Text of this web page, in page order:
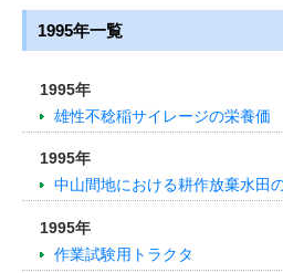
1995年一覧
1995年
雄性不稔稲サイレージの栄養価
1995年
中山間地における耕作放棄水田
1995年
作業試験用トラクタ